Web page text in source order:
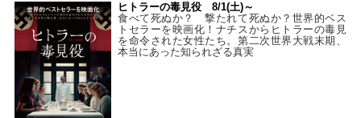
ヒトラーの毒見役 8/1(土)～
食べて死ぬか？ 撃たれて死ぬか？世界的ベス
トセラーを映画化！ナチスからヒトラーの毒見
を命令された女性たち。第二次世界大戦末期、
本当にあった知られざる真実